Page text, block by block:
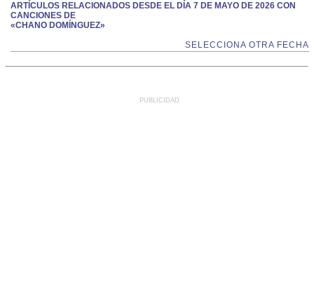
ARTÍCULOS RELACIONADOS DESDE EL DÍA 7 DE MAYO DE 2026 CON
CANCIONES DE
«CHANO DOMÍNGUEZ»
SELECCIONA OTRA FECHA
PUBLICIDAD